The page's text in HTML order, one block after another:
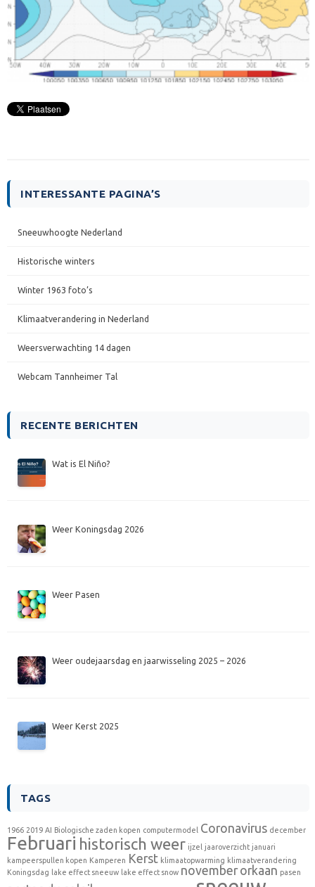
INTERESSANTE PAGINA’S
Sneeuwhoogte Nederland
Historische winters
Winter 1963 foto’s
Klimaatverandering in Nederland
Weersverwachting 14 dagen
Webcam Tannheimer Tal
RECENTE BERICHTEN
Wat is El Niño?
Weer Koningsdag 2026
Weer Pasen
Weer oudejaarsdag en jaarwisseling 2025 – 2026
Weer Kerst 2025
TAGS
1966 2019 AI Biologische zaden kopen computermodel Coronavirus december
Februari historisch weer ijzel jaaroverzicht januari
kampeerspullen kopen Kamperen Kerst klimaatopwarming klimaatverandering
Koningsdag
lake effect sneeuw lake effect snow november orkaan pasen